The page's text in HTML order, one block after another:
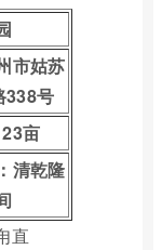
市姑苏
338号
亩
清乾隆
直